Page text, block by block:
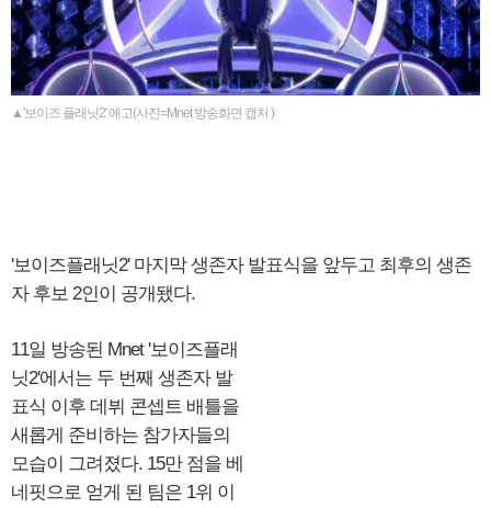
▲'보이즈 플래닛2' 예고(사진=Mnet 방송화면 캡처 )
'보이즈플래닛2' 마지막 생존자 발표식을 앞두고 최후의 생존
자 후보 2인이 공개됐다.
11일 방송된 Mnet '보이즈플래
닛2'에서는 두 번째 생존자 발
표식 이후 데뷔 콘셉트 배틀을
새롭게 준비하는 참가자들의
모습이 그려졌다. 15만 점을 베
네핏으로 얻게 된 팀은 1위 이